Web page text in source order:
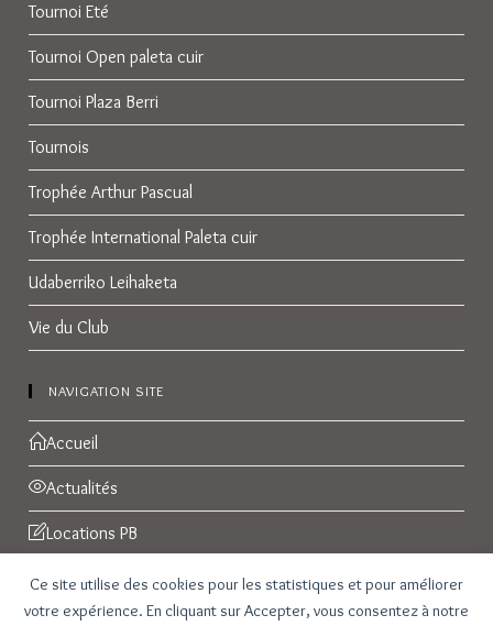
Ce site utilise des cookies pour les statistiques et pour améliorer
votre expérience. En cliquant sur Accepter, vous consentez à notre
Tournoi Eté
Tournoi Open paleta cuir
Tournoi Plaza Berri
Tournois
Trophée Arthur Pascual
Trophée International Paleta cuir
Udaberriko Leihaketa
Vie du Club
NAVIGATION SITE
Accueil
Actualités
Locations PB
Réservations